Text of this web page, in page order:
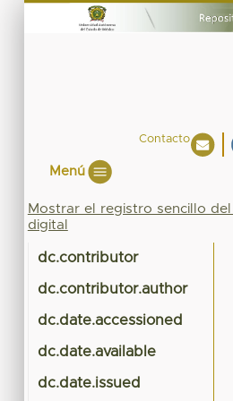
Contacto
Menú
Mostrar el registro sencillo
digital
dc.contributor
dc.contributor.author
dc.date.accessioned
dc.date.available
dc.date.issued